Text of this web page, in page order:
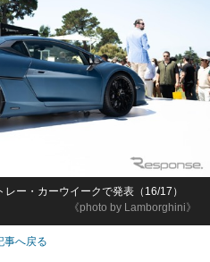
《photo by Lamborghini》
ー・カーウイークで発表（16/17）
事へ戻る